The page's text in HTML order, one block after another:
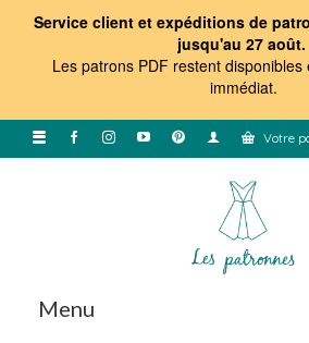
Service client et expéditions de
jusqu'au 27 août.
Les patrons PDF restent
immédiat.
Votre
Menu